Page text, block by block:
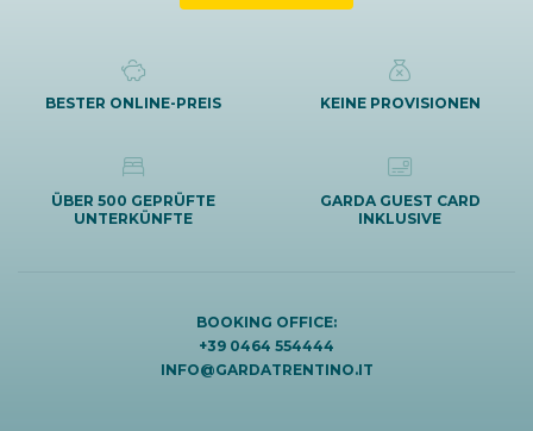
BESTER ONLINE-PREIS KEINE PROVISIONEN
ÜBER 500 GEPRÜFTE
UNTERKÜNFTE
GARDA GUEST CARD
INKLUSIVE
BOOKING OFFICE:
+39 0464 554444
INFO@GARDATRENTINO.IT